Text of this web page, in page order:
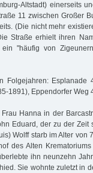
Altstadt) einerseits
11 zwischen Großer
(Die nicht mehr
Straße erhielt ihren
"häufig von
Folgejahren: Esplanade
1891), Eppendorfer Weg
Hanna in der
Eduard, der zu der Zeit
Wolff starb im Alter von
des Alten
ihn neunzehn
Sie wohnte zuletzt in